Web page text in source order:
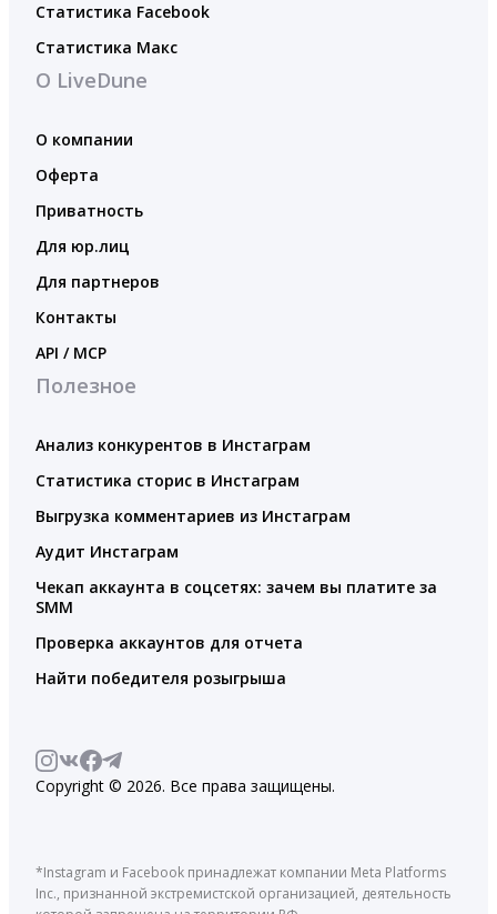
Статистика Facebook
Статистика Макс
О LiveDune
О компании
Оферта
Приватность
Для юр.лиц
Для партнеров
Контакты
API / MCP
Полезное
Анализ конкурентов в Инстаграм
Статистика сторис в Инстаграм
Выгрузка комментариев из Инстаграм
Аудит Инстаграм
Чекап аккаунта в соцсетях: зачем вы платите за
SMM
Проверка аккаунтов для отчета
Найти победителя розыгрыша
Copyright © 2026. Все права защищены.
*Instagram и Facebook принадлежат компании Meta Platforms
Inc., признанной экстремистской организацией, деятельность